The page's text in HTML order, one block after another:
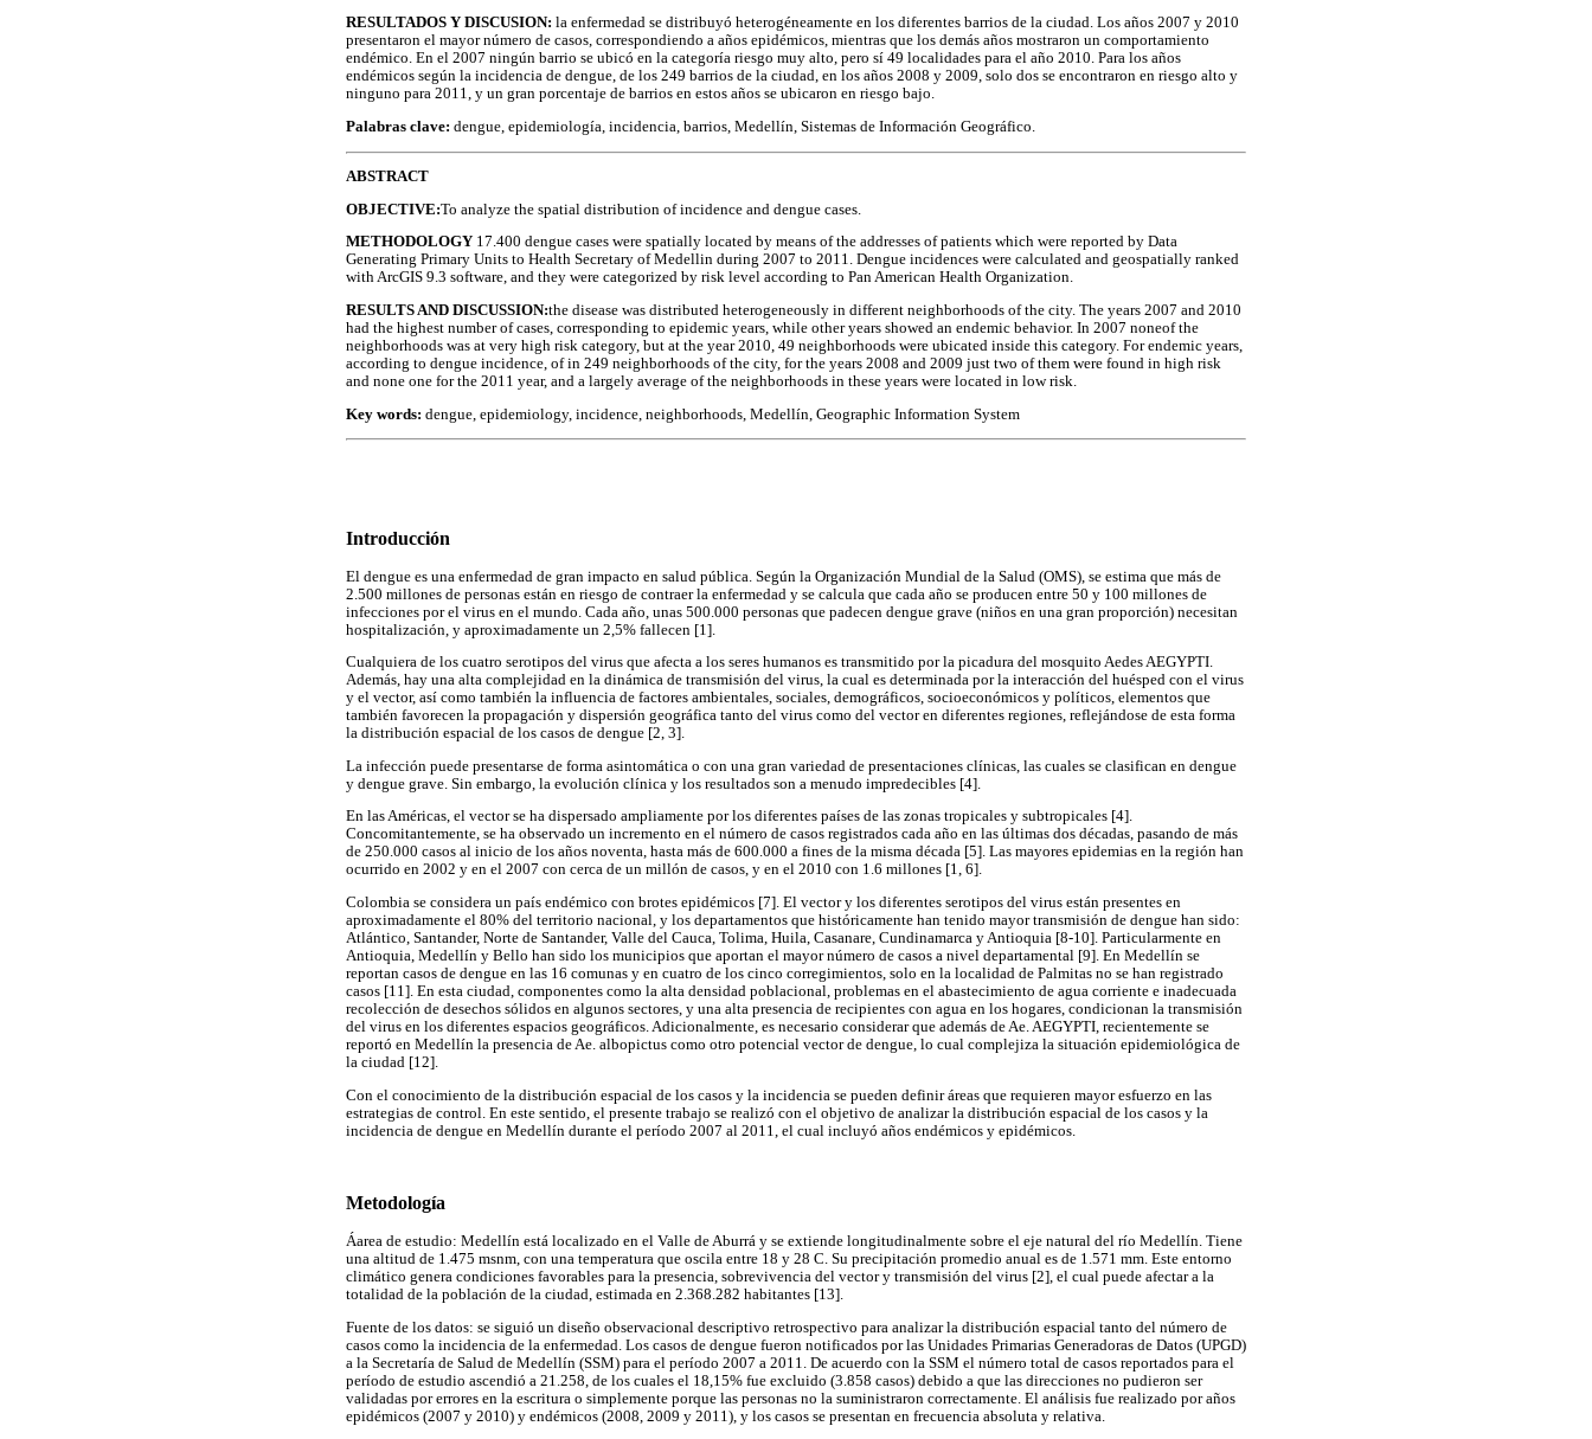
RESULTADOS Y DISCUSION: la enfermedad se distribuyó heterogéneamente en los diferentes barrios de la ciudad. Los años 2007 y 2010
presentaron el mayor número de casos, correspondiendo a años epidémicos, mientras que los demás años mostraron un comportamiento
endémico. En el 2007 ningún barrio se ubicó en la categoría riesgo muy alto, pero sí 49 localidades para el año 2010. Para los años
endémicos según la incidencia de dengue, de los 249 barrios de la ciudad, en los años 2008 y 2009, solo dos se encontraron en riesgo alto y
ninguno para 2011, y un gran porcentaje de barrios en estos años se ubicaron en riesgo bajo.
Palabras clave: dengue, epidemiología, incidencia, barrios, Medellín, Sistemas de Información Geográfico.
ABSTRACT
OBJECTIVE:To analyze the spatial distribution of incidence and dengue cases.
METHODOLOGY 17.400 dengue cases were spatially located by means of the addresses of patients which were reported by Data
Generating Primary Units to Health Secretary of Medellin during 2007 to 2011. Dengue incidences were calculated and geospatially ranked
with ArcGIS 9.3 software, and they were categorized by risk level according to Pan American Health Organization.
RESULTS AND DISCUSSION:the disease was distributed heterogeneously in different neighborhoods of the city. The years 2007 and 2010
had the highest number of cases, corresponding to epidemic years, while other years showed an endemic behavior. In 2007 noneof the
neighborhoods was at very high risk category, but at the year 2010, 49 neighborhoods were ubicated inside this category. For endemic years,
according to dengue incidence, of in 249 neighborhoods of the city, for the years 2008 and 2009 just two of them were found in high risk
and none one for the 2011 year, and a largely average of the neighborhoods in these years were located in low risk.
Key words: dengue, epidemiology, incidence, neighborhoods, Medellín, Geographic Information System
Introducción
El dengue es una enfermedad de gran impacto en salud pública. Según la Organización Mundial de la Salud (OMS), se estima que más de
2.500 millones de personas están en riesgo de contraer la enfermedad y se calcula que cada año se producen entre 50 y 100 millones de
infecciones por el virus en el mundo. Cada año, unas 500.000 personas que padecen dengue grave (niños en una gran proporción) necesitan
hospitalización, y aproximadamente un 2,5% fallecen [1].
Cualquiera de los cuatro serotipos del virus que afecta a los seres humanos es transmitido por la picadura del mosquito Aedes AEGYPTI.
Además, hay una alta complejidad en la dinámica de transmisión del virus, la cual es determinada por la interacción del huésped con el virus
y el vector, así como también la influencia de factores ambientales, sociales, demográficos, socioeconómicos y políticos, elementos que
también favorecen la propagación y dispersión geográfica tanto del virus como del vector en diferentes regiones, reflejándose de esta forma
la distribución espacial de los casos de dengue [2, 3].
La infección puede presentarse de forma asintomática o con una gran variedad de presentaciones clínicas, las cuales se clasifican en dengue
y dengue grave. Sin embargo, la evolución clínica y los resultados son a menudo impredecibles [4].
En las Américas, el vector se ha dispersado ampliamente por los diferentes países de las zonas tropicales y subtropicales [4].
Concomitantemente, se ha observado un incremento en el número de casos registrados cada año en las últimas dos décadas, pasando de más
de 250.000 casos al inicio de los años noventa, hasta más de 600.000 a fines de la misma década [5]. Las mayores epidemias en la región han
ocurrido en 2002 y en el 2007 con cerca de un millón de casos, y en el 2010 con 1.6 millones [1, 6].
Colombia se considera un país endémico con brotes epidémicos [7]. El vector y los diferentes serotipos del virus están presentes en
aproximadamente el 80% del territorio nacional, y los departamentos que históricamente han tenido mayor transmisión de dengue han sido:
Atlántico, Santander, Norte de Santander, Valle del Cauca, Tolima, Huila, Casanare, Cundinamarca y Antioquia [8-10]. Particularmente en
Antioquia, Medellín y Bello han sido los municipios que aportan el mayor número de casos a nivel departamental [9]. En Medellín se
reportan casos de dengue en las 16 comunas y en cuatro de los cinco corregimientos, solo en la localidad de Palmitas no se han registrado
casos [11]. En esta ciudad, componentes como la alta densidad poblacional, problemas en el abastecimiento de agua corriente e inadecuada
recolección de desechos sólidos en algunos sectores, y una alta presencia de recipientes con agua en los hogares, condicionan la transmisión
del virus en los diferentes espacios geográficos. Adicionalmente, es necesario considerar que además de Ae. AEGYPTI, recientemente se
reportó en Medellín la presencia de Ae. albopictus como otro potencial vector de dengue, lo cual complejiza la situación epidemiológica de
la ciudad [12].
Con el conocimiento de la distribución espacial de los casos y la incidencia se pueden definir áreas que requieren mayor esfuerzo en las
estrategias de control. En este sentido, el presente trabajo se realizó con el objetivo de analizar la distribución espacial de los casos y la
incidencia de dengue en Medellín durante el período 2007 al 2011, el cual incluyó años endémicos y epidémicos.
Metodología
Áarea de estudio: Medellín está localizado en el Valle de Aburrá y se extiende longitudinalmente sobre el eje natural del río Medellín. Tiene
una altitud de 1.475 msnm, con una temperatura que oscila entre 18 y 28 C. Su precipitación promedio anual es de 1.571 mm. Este entorno
climático genera condiciones favorables para la presencia, sobrevivencia del vector y transmisión del virus [2], el cual puede afectar a la
totalidad de la población de la ciudad, estimada en 2.368.282 habitantes [13].
Fuente de los datos: se siguió un diseño observacional descriptivo retrospectivo para analizar la distribución espacial tanto del número de
casos como la incidencia de la enfermedad. Los casos de dengue fueron notificados por las Unidades Primarias Generadoras de Datos (UPGD)
a la Secretaría de Salud de Medellín (SSM) para el período 2007 a 2011. De acuerdo con la SSM el número total de casos reportados para el
período de estudio ascendió a 21.258, de los cuales el 18,15% fue excluido (3.858 casos) debido a que las direcciones no pudieron ser
validadas por errores en la escritura o simplemente porque las personas no la suministraron correctamente. El análisis fue realizado por años
epidémicos (2007 y 2010) y endémicos (2008, 2009 y 2011), y los casos se presentan en frecuencia absoluta y relativa.